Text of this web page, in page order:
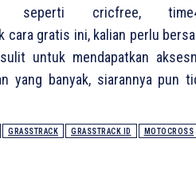
seperti cricfree,
cara gratis ini, kalian perlu
untuk mendapatkan
yang banyak, siarannya pun
GRASSTRACK GRASSTRACK ID
MOTOCROSS